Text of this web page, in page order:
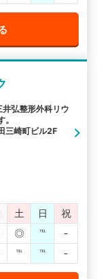
弘整形外科リウ
三崎町ビル2F
土 日
祝
◎ ℡
-
℡ ℡ -